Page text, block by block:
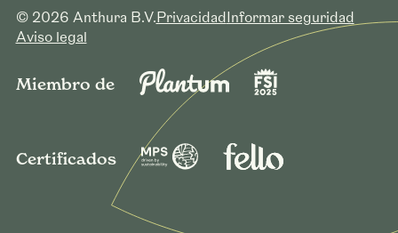
© 2026 Anthura B.V.PrivacidadInformar seguridad
Aviso legal
Miembro de
Certificados